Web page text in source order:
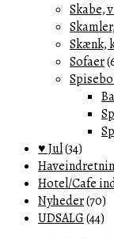
Skabe,
Skænk,
Sofaer
♥ Jul(34)
Hotel/Cafe
Nyheder(70)
UDSALG(44)